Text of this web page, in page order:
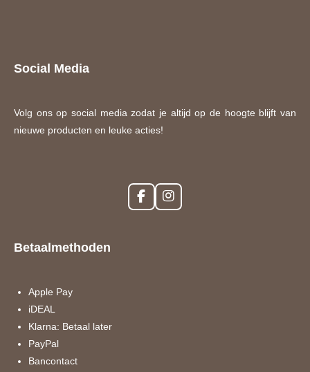
Social Media
Volg ons op social media zodat je altijd op de hoogte blijft van
nieuwe producten en leuke acties!
F
a
I
n
Betaalmethoden
Apple Pay
iDEAL
Klarna: Betaal later
PayPal
Bancontact